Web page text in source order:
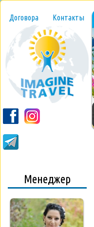
Договора Контакты
Менеджер